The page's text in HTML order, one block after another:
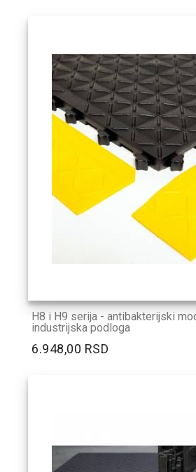
H8 i H9 serija - antibakterijski
industrijska podloga
6.948,00 RSD